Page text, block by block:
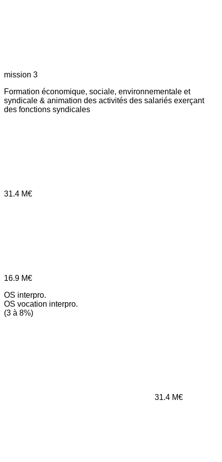
mission 3
Formation économique, sociale, environnementale et
syndicale & animation des activités des salariés exerçant
des fonctions syndicales
31.4 M€
16.9 M€
OS interpro.
OS vocation interpro.
(3 à 8%)
31.4 M€